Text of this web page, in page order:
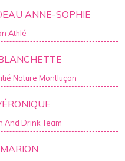
ANNE-SOPHIE
Athlé
Nature Montluçon
And Drink Team